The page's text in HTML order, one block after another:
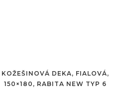
KOŽEŠINOVÁ DEKA, FIALOVÁ,
150×180, RABITA NEW TYP 6